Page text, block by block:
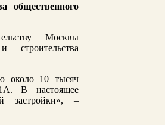
общественного
Москвы
строительства
около 10 тысяч
В настоящее
застройки»,–